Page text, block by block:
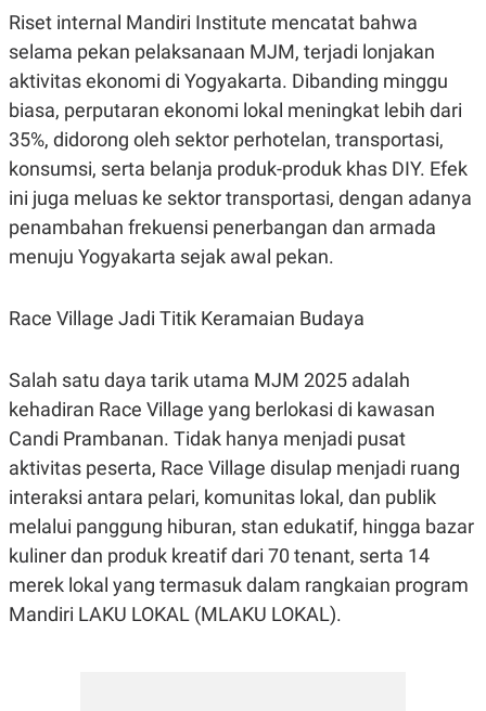
Riset internal Mandiri Institute mencatat bahwa
selama pekan pelaksanaan MJM, terjadi lonjakan
aktivitas ekonomi di Yogyakarta. Dibanding minggu
biasa, perputaran ekonomi lokal meningkat lebih dari
35%, didorong oleh sektor perhotelan, transportasi,
konsumsi, serta belanja produk-produk khas DIY. Efek
ini juga meluas ke sektor transportasi, dengan adanya
penambahan frekuensi penerbangan dan armada
menuju Yogyakarta sejak awal pekan.
Race Village Jadi Titik Keramaian Budaya
Salah satu daya tarik utama MJM 2025 adalah
kehadiran Race Village yang berlokasi di kawasan
Candi Prambanan. Tidak hanya menjadi pusat
aktivitas peserta, Race Village disulap menjadi ruang
interaksi antara pelari, komunitas lokal, dan publik
melalui panggung hiburan, stan edukatif, hingga bazar
kuliner dan produk kreatif dari 70 tenant, serta 14
merek lokal yang termasuk dalam rangkaian program
Mandiri LAKU LOKAL (MLAKU LOKAL).